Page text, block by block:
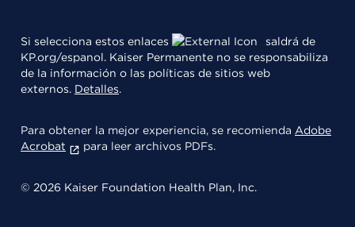
Si selecciona estos enlaces
saldrá de
KP.org/espanol. Kaiser Permanente no se responsabiliza
de la información o las políticas de sitios web
externos. Detalles.
Para obtener la mejor experiencia, se recomienda Adobe
Acrobat
para leer archivos PDFs.
© 2026 Kaiser Foundation Health Plan, Inc.